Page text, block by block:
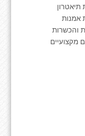
תיאטרון
אמנות
והכשרות
מקצועיים